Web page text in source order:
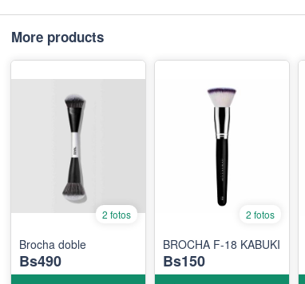
More products
2 fotos
Brocha doble
Bs490
2 fotos
BROCHA F-18 KABUKI
Bs150